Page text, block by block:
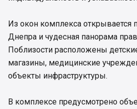
Из окон комплекса открывается
Днепра и чудесная панорама
Поблизости расположены
магазины, медицинские
объекты инфраструктуры.
В комплексе предусмотрено